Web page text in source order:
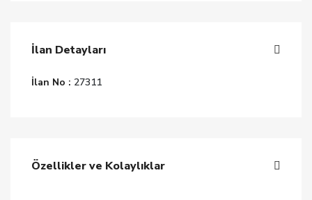
İlan Detayları
İlan No : 27311
Özellikler ve Kolaylıklar